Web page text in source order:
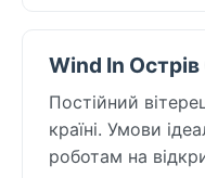
Wind In
Постійний
країні. Умови
роботам на